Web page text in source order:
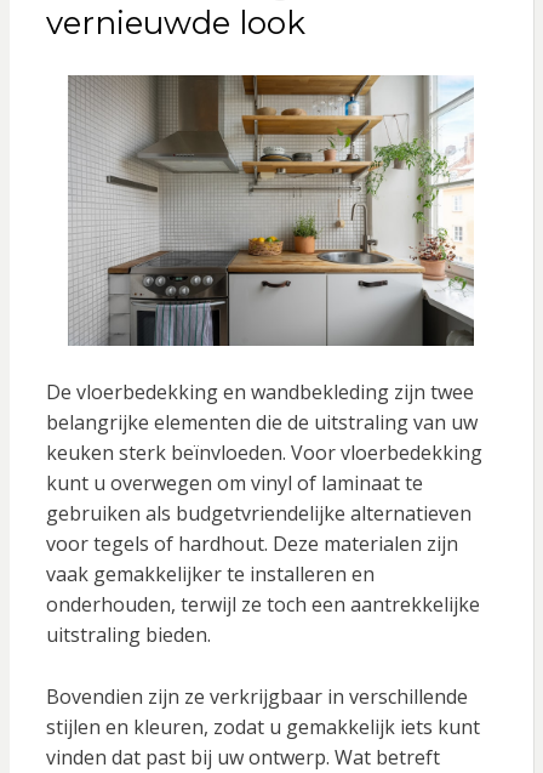
vernieuwde look
De vloerbedekking en wandbekleding zijn twee
belangrijke elementen die de uitstraling van uw
keuken sterk beïnvloeden. Voor vloerbedekking
kunt u overwegen om vinyl of laminaat te
gebruiken als budgetvriendelijke alternatieven
voor tegels of hardhout. Deze materialen zijn
vaak gemakkelijker te installeren en
onderhouden, terwijl ze toch een aantrekkelijke
uitstraling bieden.
Bovendien zijn ze verkrijgbaar in verschillende
stijlen en kleuren, zodat u gemakkelijk iets kunt
vinden dat past bij uw ontwerp. Wat betreft